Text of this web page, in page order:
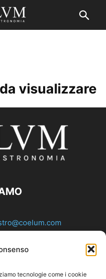
tecnologie come i cookie
visualizzare